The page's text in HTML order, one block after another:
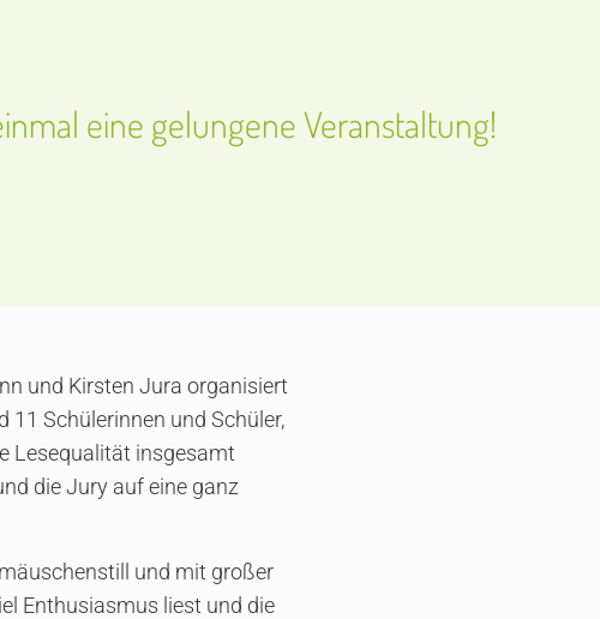
eine gelungene Veranstaltung!
und Kirsten Jura organisiert
11 Schülerinnen und Schüler,
Lesequalität insgesamt
die Jury auf eine ganz
und mit großer
Enthusiasmus liest und die